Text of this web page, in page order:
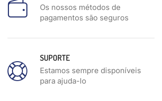
Os nossos métodos de
pagamentos são seguros
SUPORTE
Estamos sempre disponíveis
para ajuda-lo